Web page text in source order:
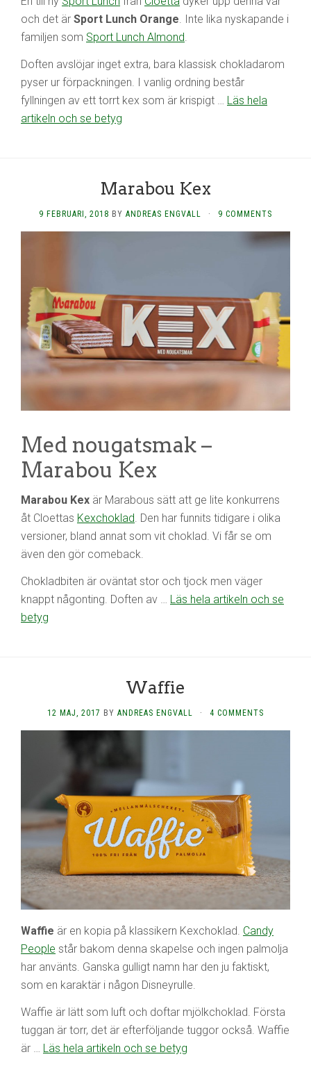
och det är Sport Lunch Orange. Inte lika nyskapande i
familjen som Sport Lunch Almond.
Doften avslöjar inget extra, bara klassisk chokladarom
pyser ur förpackningen. I vanlig ordning består
fyllningen av ett torrt kex som är krispigt … Läs hela
artikeln och se betyg
Marabou Kex
9 FEBRUARI, 2018 BY ANDREAS ENGVALL · 9 COMMENTS
Med nougatsmak –
Marabou Kex
Marabou Kex är Marabous sätt att ge lite konkurrens
åt Cloettas Kexchoklad. Den har funnits tidigare i olika
versioner, bland annat som vit choklad. Vi får se om
även den gör comeback.
Chokladbiten är oväntat stor och tjock men väger
knappt någonting. Doften av … Läs hela artikeln och se
betyg
Waffie
12 MAJ, 2017 BY ANDREAS ENGVALL · 4 COMMENTS
Waffie är en kopia på klassikern Kexchoklad. Candy
People står bakom denna skapelse och ingen palmolja
har använts. Ganska gulligt namn har den ju faktiskt,
som en karaktär i någon Disneyrulle.
Waffie är lätt som luft och doftar mjölkchoklad. Första
tuggan är torr, det är efterföljande tuggor också. Waffie
är … Läs hela artikeln och se betyg